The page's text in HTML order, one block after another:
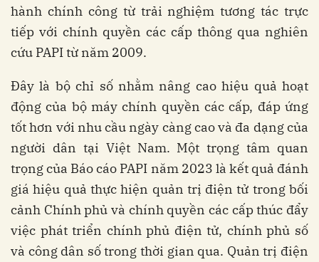
hành chính công từ trải nghiệm tương tác trực
tiếp với chính quyền các cấp thông qua nghiên
cứu PAPI từ năm 2009.
Đây là bộ chỉ số nhằm nâng cao hiệu quả hoạt
động của bộ máy chính quyền các cấp, đáp ứng
tốt hơn với nhu cầu ngày càng cao và đa dạng của
người dân tại Việt Nam. Một trọng tâm quan
trọng của Báo cáo PAPI năm 2023 là kết quả đánh
giá hiệu quả thực hiện quản trị điện tử trong bối
cảnh Chính phủ và chính quyền các cấp thúc đẩy
việc phát triển chính phủ điện tử, chính phủ số
và công dân số trong thời gian qua. Quản trị điện